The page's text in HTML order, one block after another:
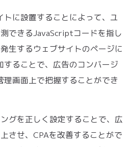
に設置することによって、ユ
できるJavaScriptコードを指し
生するウェブサイトのページに
ることで、広告のコンバージ
理画面上で把握することができ
グを正しく設定することで、広
させ、CPAを改善することがで